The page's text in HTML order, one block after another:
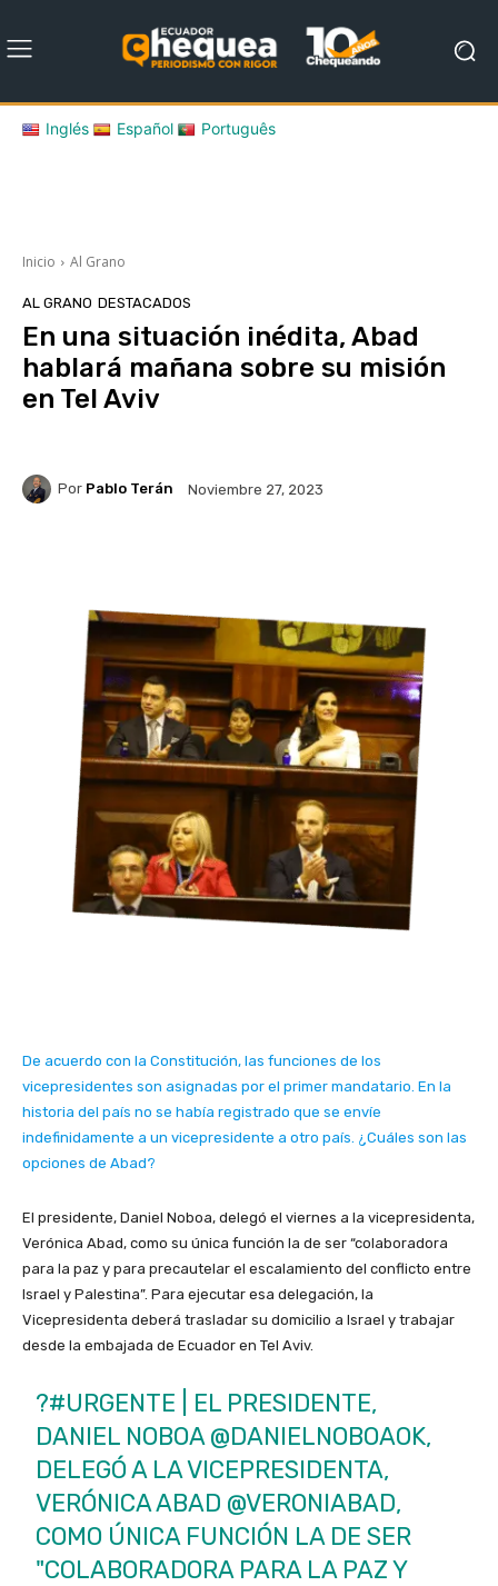
Inglés Español Português
Inicio Al Grano
AL GRANO DESTACADOS
En una situación inédita, Abad
hablará mañana sobre su misión
en Tel Aviv
Por Pablo Terán Noviembre 27, 2023
De acuerdo con la Constitución, las funciones de los
vicepresidentes son asignadas por el primer mandatario. En la
historia del país no se había registrado que se envíe
indefinidamente a un vicepresidente a otro país. ¿Cuáles son las
opciones de Abad?
El presidente, Daniel Noboa, delegó el viernes a la vicepresidenta,
Verónica Abad, como su única función la de ser “colaboradora
para la paz y para precautelar el escalamiento del conflicto entre
Israel y Palestina”. Para ejecutar esa delegación, la
Vicepresidenta deberá trasladar su domicilio a Israel y trabajar
desde la embajada de Ecuador en Tel Aviv.
?#URGENTE | EL PRESIDENTE,
DANIEL NOBOA@DANIELNOBOAOK,
DELEGÓ A LA VICEPRESIDENTA,
VERÓNICA ABAD @VERONIABAD,
COMO ÚNICA FUNCIÓN LA DE SER
"COLABORADORA PARA LA PAZ Y